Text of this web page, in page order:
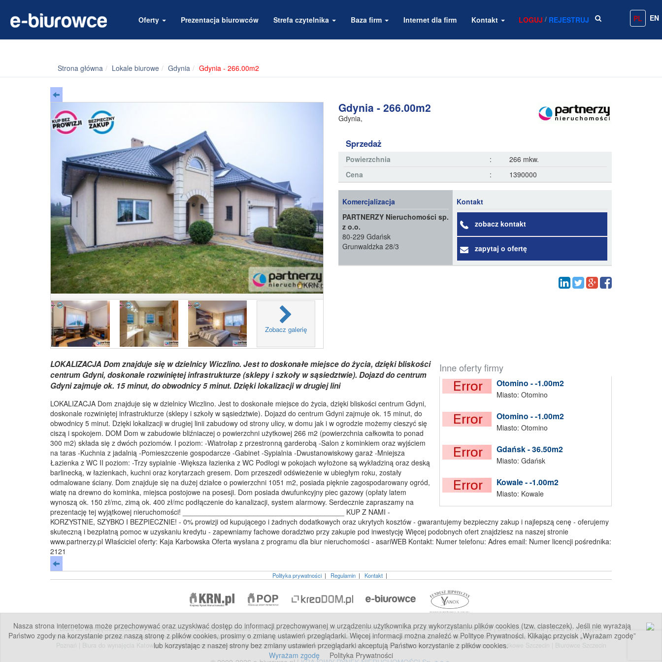
Nasza strona internetowa może przechowywać oraz uzyskiwać dostęp do informacji przechowywanej w urządzeniu użytkownika przy wykorzystaniu plików cookies (tzw. ciasteczek). Jeśli nie wyrażają
Państwo zgody na korzystanie przez naszą stronę z plików cookies, prosimy o zmianę ustawień przeglądarki. Więcej informacji można znaleźć w Polityce Prywatności. Klikając przycisk „Wyrażam zgodę”
lub korzystając z naszej strony bez zmiany ustawień przeglądarki akceptują Państwo korzystanie z plików cookies.
Wyrażam zgodę
Polityka Prywatności
Oferty Prezentacja biurowców Strefa czytelnika Baza firm Internet dla firm Kontakt LOGUJ / REJESTRUJ PL EN
Strona główna Lokale biurowe Gdynia Gdynia - 266.00m2
Zobacz galerię
Gdynia - 266.00m2
Gdynia,
Sprzedaż
Powierzchnia :
266 mkw.
Cena
: 1390000
Komercjalizacja
PARTNERZY Nieruchomości sp.
z o.o.
80-229 Gdańsk
Grunwaldzka 28/3
Kontakt
zobacz kontakt
zapytaj o ofertę
Inne oferty firmy
Otomino - -1.00m2
Miasto: Otomino
Otomino - -1.00m2
Miasto: Otomino
Gdańsk - 36.50m2
Miasto: Gdańsk
Kowale - -1.00m2
Miasto: Kowale
LOKALIZACJA Dom znajduje się w dzielnicy Wiczlino. Jest to doskonałe miejsce do życia, dzięki bliskości
centrum Gdyni, doskonale rozwiniętej infrastrukturze (sklepy i szkoły w sąsiedztwie). Dojazd do centrum
Gdyni zajmuje ok. 15 minut, do obwodnicy 5 minut. Dzięki lokalizacji w drugiej lini
LOKALIZACJA Dom znajduje się w dzielnicy Wiczlino. Jest to doskonałe miejsce do życia, dzięki bliskości centrum Gdyni,
doskonale rozwiniętej infrastrukturze (sklepy i szkoły w sąsiedztwie). Dojazd do centrum Gdyni zajmuje ok. 15 minut, do
obwodnicy 5 minut. Dzięki lokalizacji w drugiej linii zabudowy od strony ulicy, w domu jak i w ogrodzie możemy cieszyć się
ciszą i spokojem. DOM Dom w zabudowie bliźniaczej o powierzchni użytkowej 266 m2 (powierzchnia całkowita to ponad
300 m2) składa się z dwóch poziomów. I poziom: -Wiatrołap z przestronną garderobą -Salon z kominkiem oraz wyjściem
na taras -Kuchnia z jadalnią -Pomieszczenie gospodarcze -Gabinet -Sypialnia -Dwustanowiskowy garaż -Mniejsza
Łazienka z WC II poziom: -Trzy sypialnie -Większa łazienka z WC Podłogi w pokojach wyłożone są wykładziną oraz deską
barlinecką, w łazienkach, kuchni oraz korytarzach gresem. Dom przeszedł odświeżenie w ubiegłym roku, zostały
odmalowane ściany. Dom znajduje się na dużej działce o powierzchni 1051 m2, posiada pięknie zagospodarowany ogród,
wiatę na drewno do kominka, miejsca postojowe na posesji. Dom posiada dwufunkcyjny piec gazowy (opłaty latem
wynoszą ok. 150 zł/mc, zimą ok. 400 zł/mc podłączenie do kanalizacji, system alarmowy. Serdecznie zapraszamy na
prezentację tej wyjątkowej nieruchomości! _________________________________________ KUP Z NAMI -
KORZYSTNIE, SZYBKO I BEZPIECZNIE! - 0% prowizji od kupującego i żadnych dodatkowych oraz ukrytych kosztów - gwarantujemy bezpieczny zakup i najlepszą cenę - oferujemy
skuteczną i bezpłatną pomoc w uzyskaniu kredytu - zapewniamy fachowe doradztwo przy zakupie pod inwestycję Więcej podobnych ofert znajdziesz na naszej stronie
www.partnerzy.pl Właściciel oferty: Kaja Karbowska Oferta wysłana z programu dla biur nieruchomości - asariWEB Kontakt: Numer telefonu: Adres email: Numer licencji pośrednika:
2121
Polityka prywatności| Regulamin| Kontakt|
Biura do wynajęcia Warszawa|Lokale biurowo - użytkowe Warszawa|Biurowce Warszawa|Biura do wynajęcia Kraków|Lokale biurowo - użytkowe Kraków |Biurowce Kraków|Biura do wynajęcia
Wrocław|Lokale biurowo - użytkowe Wrocław|Biurowce Wrocław|Biura do wynajęcia Trójmiasto|Lokale biurowo - użytkowe Trójmiasto|Biurowce Trójmiasto|Biura do wynajęcia Poznań |Biurowce
Poznań
Biura do wynajęcia Katowice |Lokale biurowo - użytkowe Katowice|Biurowce Katowice|Biura do wynajęcia Łódź|Biurowce Łódź|Lokale biurowo - użytkowe Szczecin Biurowce Szczecin